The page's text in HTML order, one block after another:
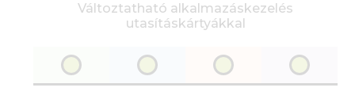
Változtatható alkalmazáskezelés
utasításkártyákkal